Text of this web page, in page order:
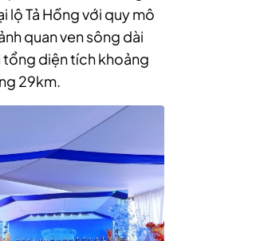
lộ Tả Hồng với quy mô
quan ven sông dài
tổng diện tích khoảng
29km.